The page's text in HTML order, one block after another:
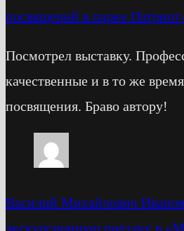
посвящений в парке
Посмотрел выставку.
качественные и в то же
посвящения. Браво автору!
Василий Михайлович Иванов
экскурсионную поездку в